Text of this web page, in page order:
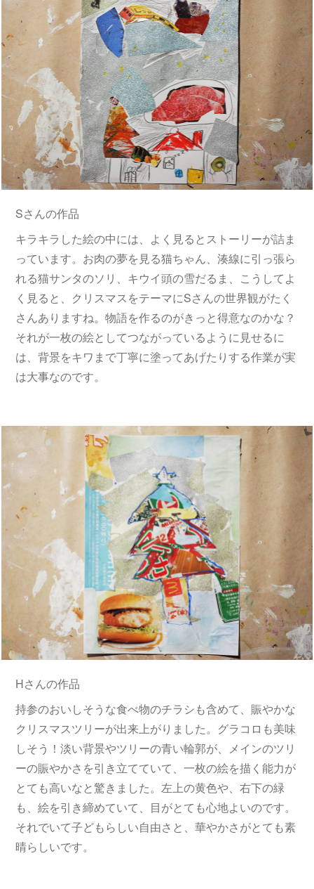
Sさんの作品
キラキラした絵の中には、よく見るとストーリーが詰ま
っています。お肉の夢を見る猫ちゃん、湊線に引っ張ら
れる猫サンタのソリ、キウイ頭の雪だるま、こうしてよ
く見ると、クリスマスをテーマにSさんの世界観がたく
さんありますね。物語を作るのがきっと得意なのかな？
それが一枚の絵としてつながっているように見せるに
は、背景をキワまで丁寧に塗ってあげたりする作業が実
は大事なのです。
Hさんの作品
持参のおいしそうな食べ物のチラシも含めて、賑やかな
クリスマスツリーが出来上がりました。グラコロも美味
しそう！淡い背景やツリーの青い輪郭が、メインのツリ
ーの賑やかさを引き立てていて、一枚の絵を描く能力が
とても高いなと驚きました。左上の黄色や、右下の緑
も、絵を引き締めていて、目がとても心地よいのです。
それでいて子どもらしい自由さと、華やかさがとても素
晴らしいです。